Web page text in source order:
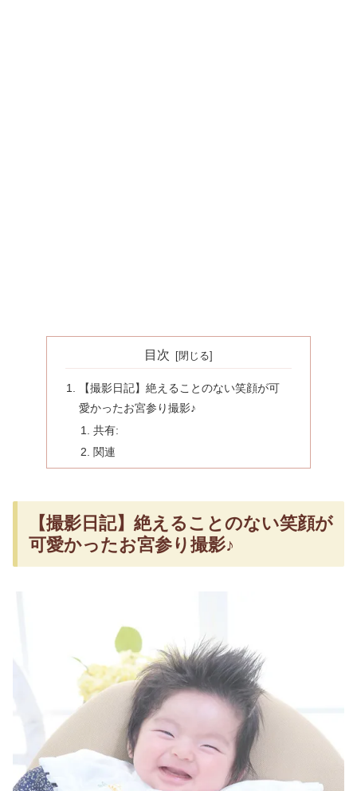
目次
【撮影日記】絶えることのない笑顔が可
愛かったお宮参り撮影♪
共有:
関連
【撮影日記】絶えることのない笑顔が
可愛かったお宮参り撮影♪